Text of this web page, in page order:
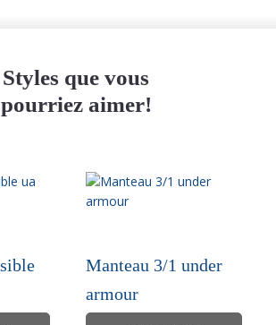
Styles que vous
pourriez aimer!
Manteau 3/1 under
armour